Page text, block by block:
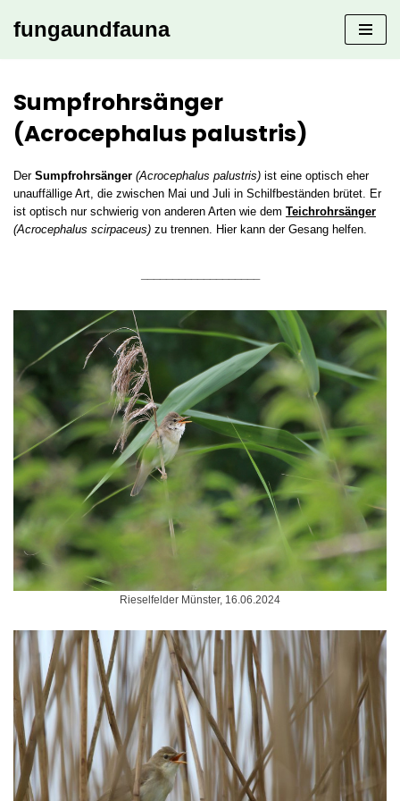
fungaundfauna
Sumpfrohrsänger
(Acrocephalus palustris)
Der Sumpfrohrsänger (Acrocephalus palustris) ist eine optisch eher
unauffällige Art, die zwischen Mai und Juli in Schilfbeständen brütet. Er
ist optisch nur schwierig von anderen Arten wie dem Teichrohrsänger
(Acrocephalus scirpaceus) zu trennen. Hier kann der Gesang helfen.
Rieselfelder Münster, 16.06.2024